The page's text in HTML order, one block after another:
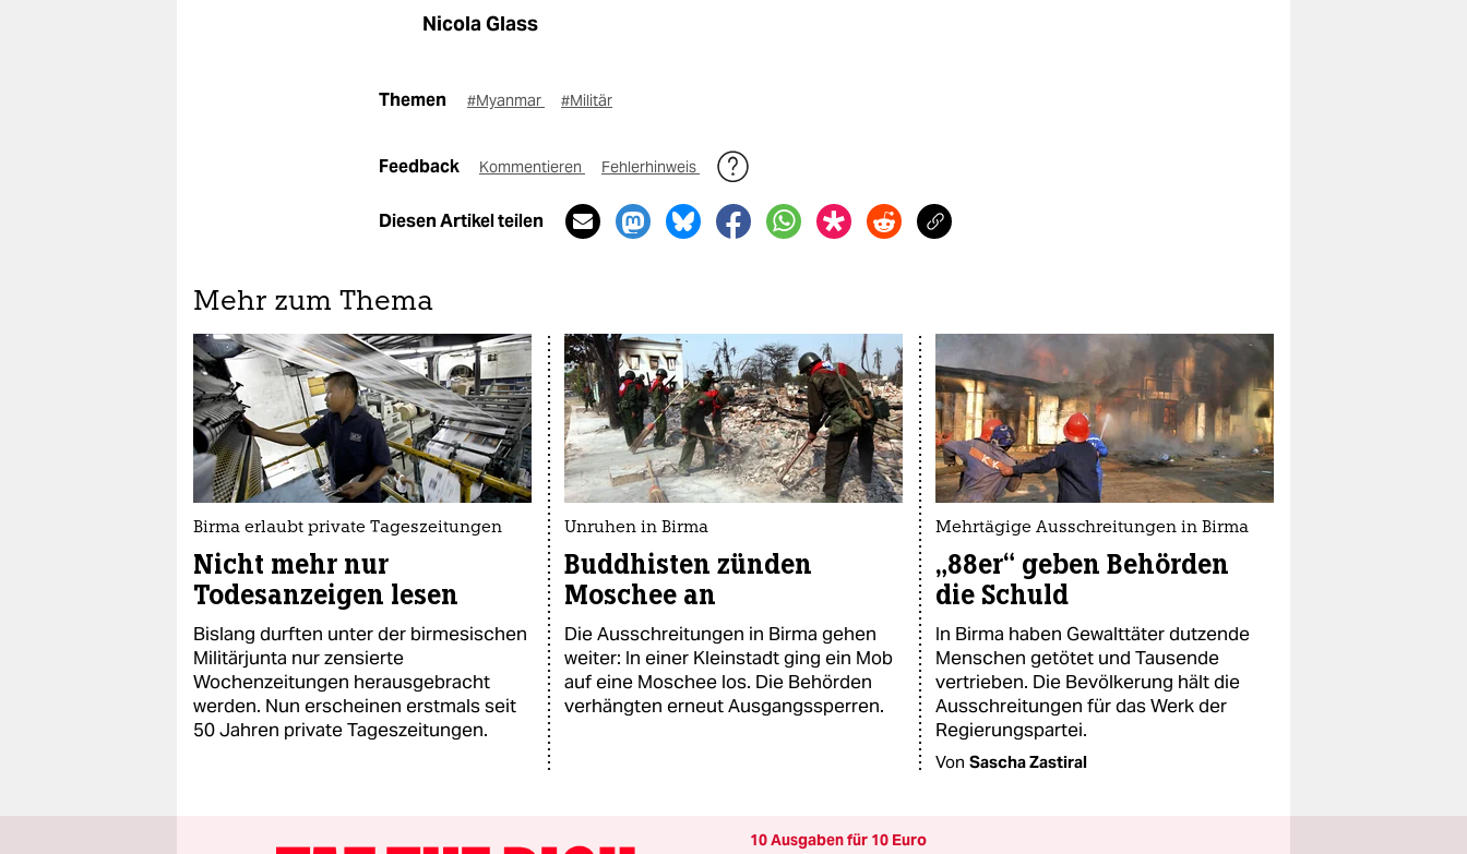
Nicola Glass
Themen #Myanmar #Militär
Feedback Kommentieren Fehlerhinweis
Diesen Artikel teilen
Mehr zum Thema
Birma erlaubt private Tageszeitungen
Nicht mehr nur
Todesanzeigen lesen
Bislang durften unter der birmesischen
Militärjunta nur zensierte
Wochenzeitungen herausgebracht
werden. Nun erscheinen erstmals seit
50 Jahren private Tageszeitungen.
Unruhen in Birma
Buddhisten zünden
Moschee an
Die Ausschreitungen in Birma gehen
weiter: In einer Kleinstadt ging ein Mob
auf eine Moschee los. Die Behörden
verhängten erneut Ausgangssperren.
Mehrtägige Ausschreitungen in Birma
„88er“ geben Behörden
die Schuld
In Birma haben Gewalttäter dutzende
Menschen getötet und Tausende
vertrieben. Die Bevölkerung hält die
Ausschreitungen für das Werk der
Regierungspartei.
Von Sascha Zastiral
10 Ausgaben für 10 Euro